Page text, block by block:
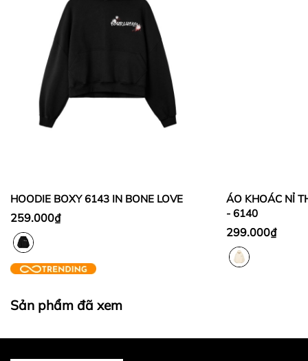
Lưu ý:
Thời gian đổi hàng trong vòng từ
ngày nhận hàng.
Thời gian được tính từ thời điểm xuất hóa đơn.
Sản phẩm chưa qua sử dụng, không bị dơ bẩn, còn
nguyên tem mác, hộp / bao bì sản phẩm đi kèm
(nếu có).
phẩm được chọn để đổi có giá trị thấp hơn sản
phẩm đổi.
HOODIE BOXY 6143 IN BONE LOVE
259.000₫
ÁO KHOÁC NỈ
- 6140
299.000₫
Sản phẩm đã xem